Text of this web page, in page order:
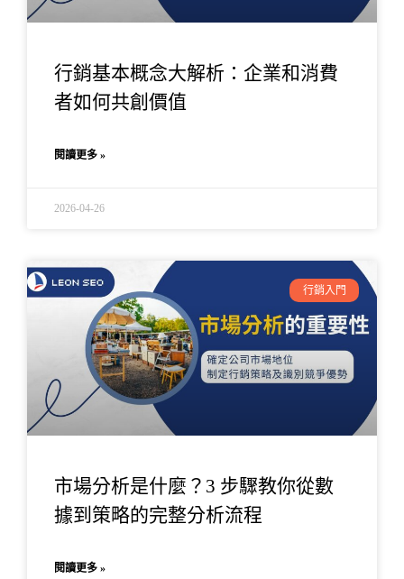
行銷基本概念大解析：企業和消費
者如何共創價值
閱讀更多 »
2026-04-26
行銷入門
市場分析是什麼？3 步驟教你從數
據到策略的完整分析流程
閱讀更多 »